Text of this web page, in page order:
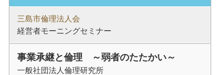
三島市倫理法人会
経営者モーニングセミナー
事業承継と倫理 ～弱者のたたかい～
一般社団法人倫理研究所